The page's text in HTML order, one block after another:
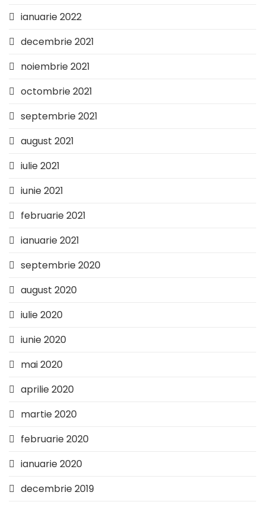
ianuarie 2022
decembrie 2021
noiembrie 2021
octombrie 2021
septembrie 2021
august 2021
iulie 2021
iunie 2021
februarie 2021
ianuarie 2021
septembrie 2020
august 2020
iulie 2020
iunie 2020
mai 2020
aprilie 2020
martie 2020
februarie 2020
ianuarie 2020
decembrie 2019